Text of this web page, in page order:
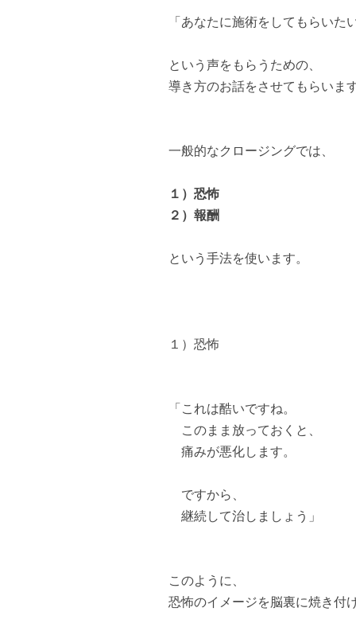
「あなたに施術をしてもらいたい
という声をもらうための、
導き方のお話をさせてもらいます
一般的なクロージングでは、
１）恐怖
２）報酬
という手法を使います。
１）恐怖
「これは酷いですね。
このまま放っておくと、
痛みが悪化します。
ですから、
継続して治しましょう」
このように、
恐怖のイメージを脳裏に焼き付け